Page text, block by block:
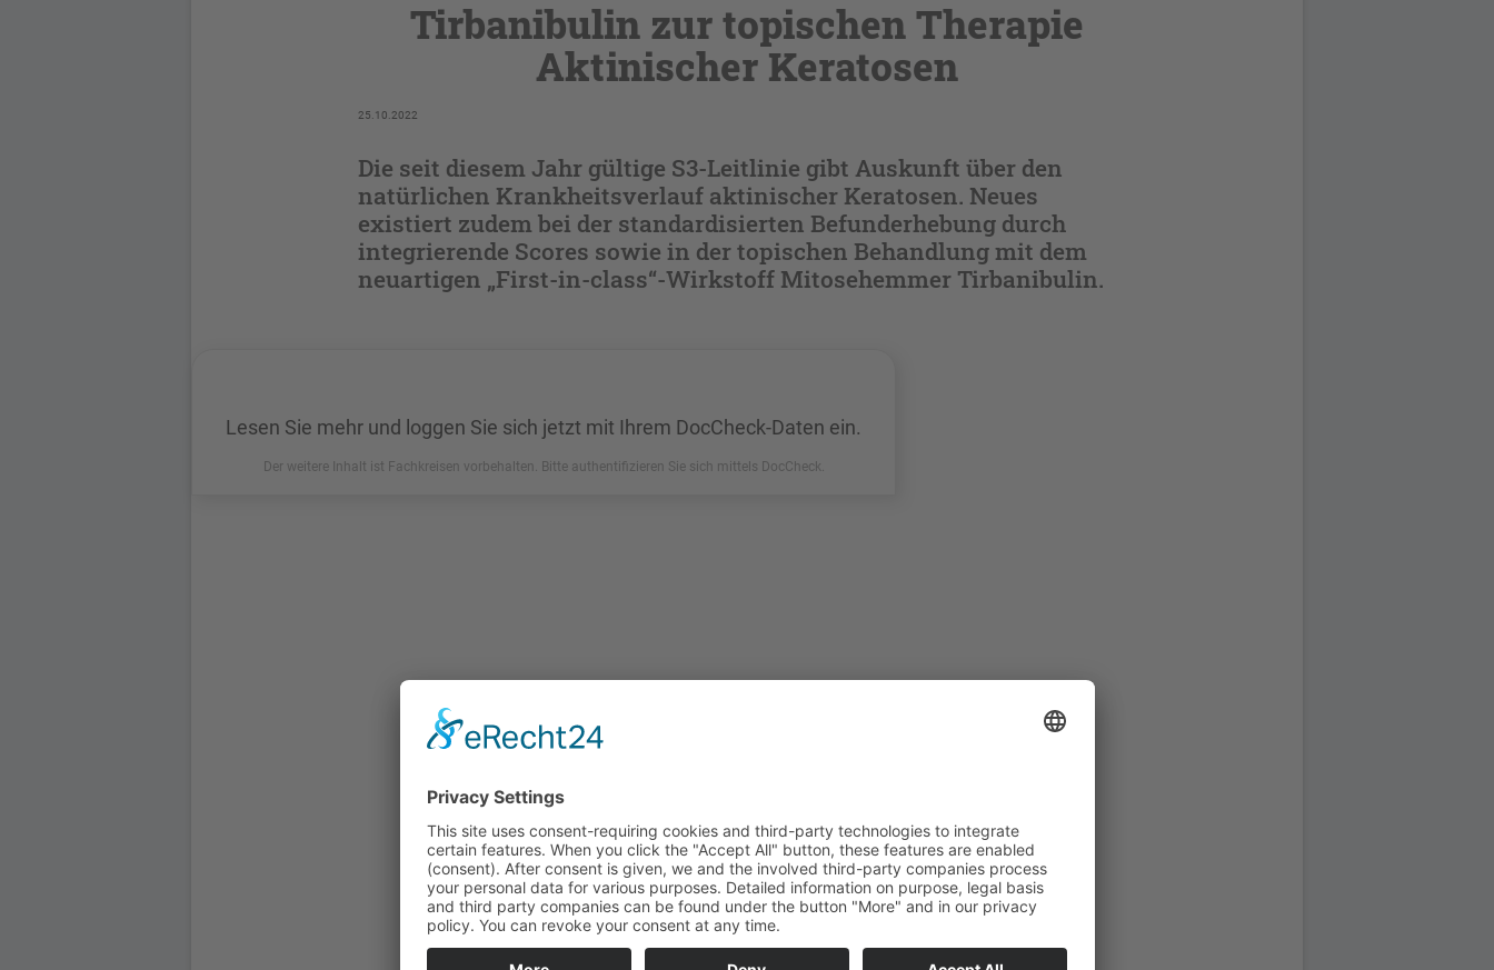
Tirbanibulin zur topischen Therapie
Aktinischer Keratosen
25.10.2022
Die seit diesem Jahr gültige S3-Leitlinie gibt Auskunft über den
natürlichen Krankheitsverlauf aktinischer Keratosen. Neues
existiert zudem bei der standardisierten Befunderhebung durch
integrierende Scores sowie in der topischen Behandlung mit dem
neuartigen „First-in-class“-Wirkstoff Mitosehemmer Tirbanibulin.
Lesen Sie mehr und loggen Sie sich jetzt mit Ihrem DocCheck-Daten ein.
Der weitere Inhalt ist Fachkreisen vorbehalten. Bitte authentifizieren Sie sich mittels DocCheck.